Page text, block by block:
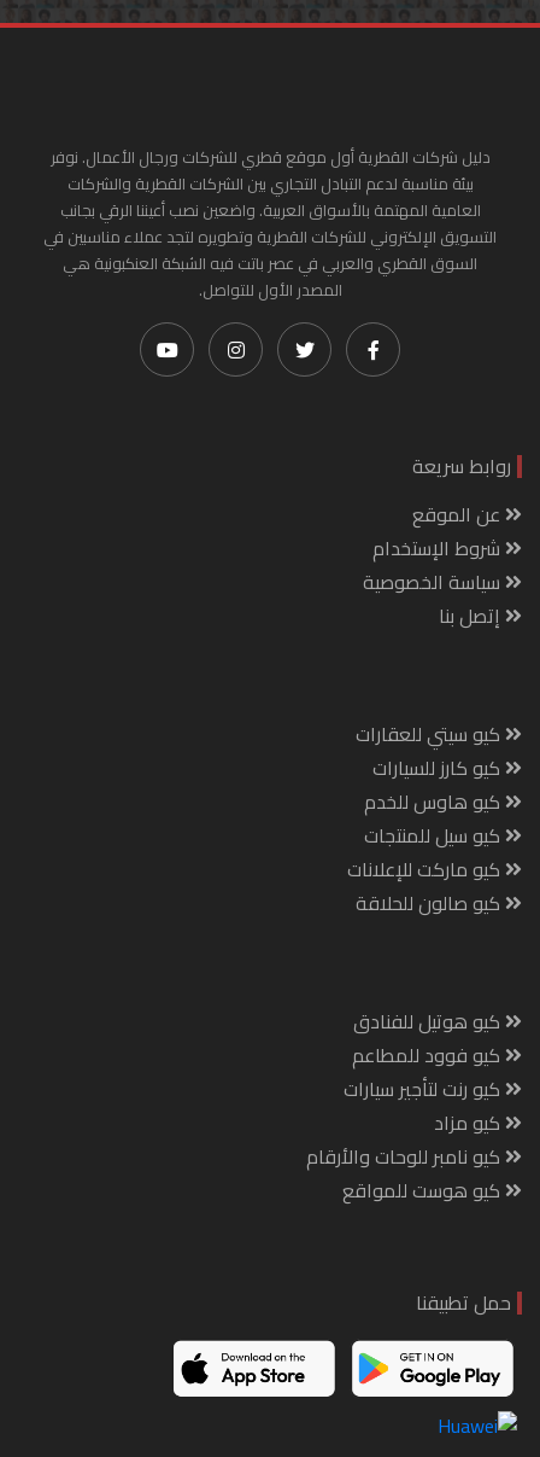
دليل شركات القطرية أول موقع قطري للشركات ورجال الأعمال. نوفر
بيئة مناسبة لدعم التبادل التجاري بين الشركات القطرية والشركات
العامية المهتمة بالأسواق العربية. واضعين نصب أعيننا الرقي بجانب
التسويق الإلكتروني للشركات القطرية وتطويره لتجد عملاء مناسبين في
السوق القطري والعربي في عصر باتت فيه الشبكة العنكبونية هي
المصدر الأول للتواصل.
روابط سريعة
عن الموقع
شروط الإستخدام
سياسة الخصوصية
إتصل بنا
كيو سيتي للعقارات
كيو كارز للسيارات
كيو هاوس للخدم
كيو سيل للمنتجات
كيو ماركت للإعلانات
كيو صالون للحلاقة
كيو هوتيل للفنادق
كيو فوود للمطاعم
كيو رنت لتأجير سيارات
كيو مزاد
كيو نامبر للوحات والأرقام
كيو هوست للمواقع
حمل تطبيقنا